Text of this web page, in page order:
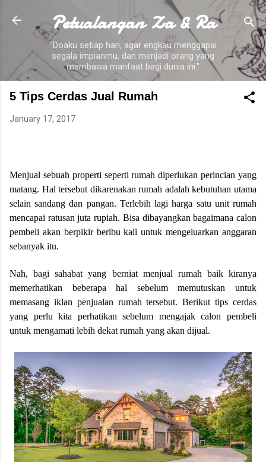
Skip to main content
Petualangan Za & Ra
"Doaku setiap hari, agar engkau menggapai
segala impianmu, dan menjadi orang yang
membawa manfaat bagi dunia ini."
5 Tips Cerdas Jual Rumah
January 17, 2017
Menjual sebuah properti seperti rumah diperlukan perincian yang
matang. Hal tersebut dikarenakan rumah adalah kebutuhan utama
selain sandang dan pangan. Terlebih lagi harga satu unit rumah
mencapai ratusan juta rupiah. Bisa dibayangkan bagaimana calon
pembeli akan berpikir beribu kali untuk mengeluarkan anggaran
sebanyak itu.
Nah, bagi sahabat yang berniat menjual rumah baik kiranya
memerhatikan beberapa hal sebelum memutuskan untuk
memasang iklan penjualan rumah tersebut. Berikut tips cerdas
yang perlu kita perhatikan sebelum mengajak calon pembeli
untuk mengamati lebih dekat rumah yang akan dijual.